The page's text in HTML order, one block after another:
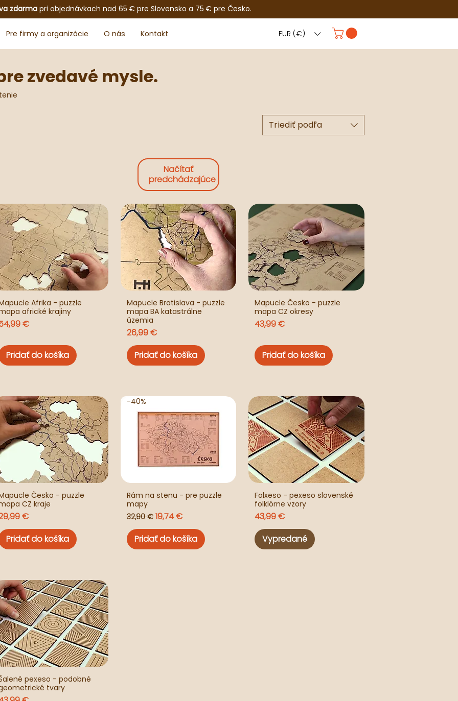
zdarma pri objednávkach nad 65 € pre Slovensko a 75 € pre Česko.
Pre firmy a organizácie O nás Kontakt EUR (€)
zvedavé mysle.
Triediť podľa
Načítať
predchádzajúce
Afrika - puzzle
africké krajiny
€
Pridať do košíka
Mapucle Bratislava - puzzle
mapa BA katastrálne
územia
Cena
26,99 €
Pridať do košíka
Mapucle Česko - puzzle
mapa CZ okresy
Cena
43,99 €
Pridať do košíka
Česko - puzzle
CZ kraje
€
Pridať do košíka
-40%
Rám na stenu - pre puzzle
mapy
Normálna cena
32,90 € Zľavnená cena
19,74 €
Pridať do košíka
Folxeso - pexeso slovenské
folklórne vzory
Cena
43,99 €
Vypredané
pexeso - podobné
tvary